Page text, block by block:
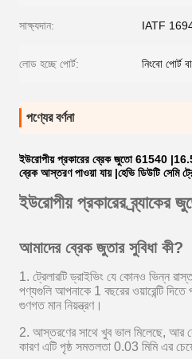
সাক্ষ্যদান: IATF
লোড হচ্ছে পোর্ট: নিংবো পোর্ট
পণ্যের বর্ণনা
ইউরোপীয় প্রকারের ব্রেক জুতো 61540
ব্রেক আস্তরণ পাওয়া যায় |হেভি ডিউটি ​​সেমি
ইউরোপীয় প্রকারের ব্র্যাকের
আমাদের ব্রেক জুতার সুবিধা কী?
1. ট্রেলারটি ড্রাইভিং যে কোনও ভিন্ন
পণ্যগুলি আপনাকে 1 বছরের ওয়ারেন্টি
গুণগত মান নিয়ন্ত্রণ।
2. আস্তরণের সাথে খুব ভাল মিলেছে, আর
কারণ এটি পৃষ্ঠ সমতলতা 0.03 মিমি এর